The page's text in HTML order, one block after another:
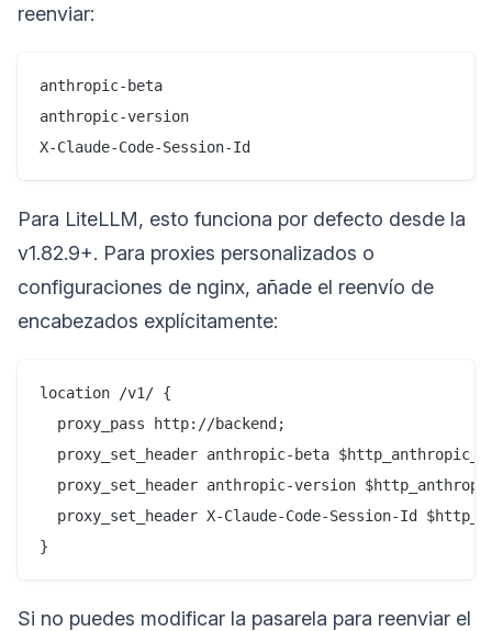
reenviar:
anthropic-beta
anthropic-version
Para LiteLLM, esto funciona por defecto desde la
v1.82.9+. Para proxies personalizados o
configuraciones de nginx, añade el reenvío de
encabezados explícitamente:
location /v1/ {
  proxy_pass http://backend;
proxy_set_header anthropic-beta
proxy_set_header anthropic-version
proxy_set_header X-Claude-Code-Session-Id
Si no puedes modificar la pasarela para reenviar el